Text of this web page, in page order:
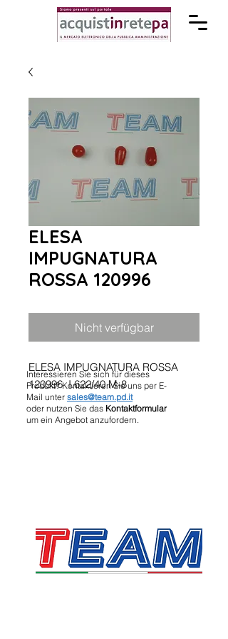
ELESA
IMPUGNATURA
ROSSA 120996
Nicht verfügbar
ELESA IMPUGNATURA ROSSA
120996 I.622/40 M-8
Interessieren Sie sich für dieses
Produkt? Kontaktieren Sie uns per E-
Mail unter sales@team.pd.it
oder nutzen Sie das Kontaktformular
um ein Angebot anzufordern.